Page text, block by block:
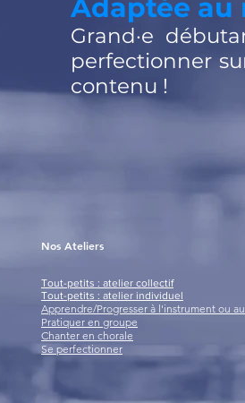
Adaptée au
Grand·e
perfectionner
contenu !
Nos Ateliers
Tout-petits : atelier collectif
Tout-petits : atelier individuel
Apprendre/Progresser à l'instrument ou
Pratiquer en groupe
Chanter en chorale
Se perfectionner